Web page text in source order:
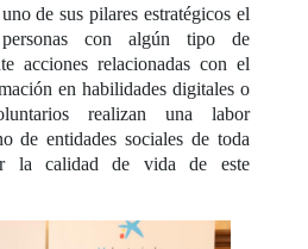
de sus pilares estratégicos el
personas con algún tipo de
acciones relacionadas con el
en habilidades digitales o
realizan una labor
de entidades sociales de toda
la calidad de vida de este